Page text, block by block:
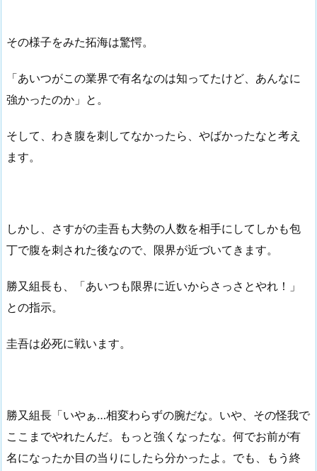
その様子をみた拓海は驚愕。
「あいつがこの業界で有名なのは知ってたけど、あんなに
強かったのか」と。
そして、わき腹を刺してなかったら、やばかったなと考え
ます。
しかし、さすがの圭吾も大勢の人数を相手にしてしかも包
丁で腹を刺された後なので、限界が近づいてきます。
勝又組長も、「あいつも限界に近いからさっさとやれ！」
との指示。
圭吾は必死に戦います。
勝又組長「いやぁ…相変わらずの腕だな。いや、その怪我で
ここまでやれたんだ。もっと強くなったな。何でお前が有
名になったか目の当りにしたら分かったよ。でも、もう終